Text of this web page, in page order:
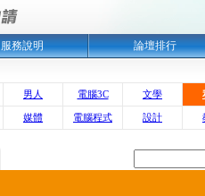
服務說明 論壇排行
男人 電腦3C 文學
媒體 電腦程式 設計